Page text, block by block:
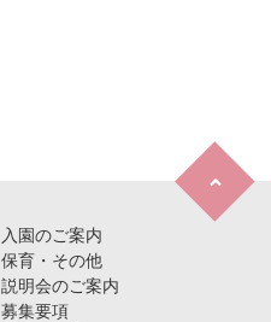
入園のご案内
保育・その他
説明会のご案内
募集要項